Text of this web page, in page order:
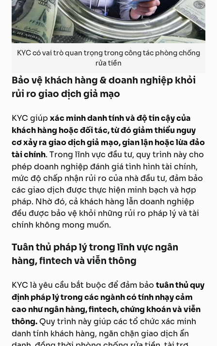
KYC có vai trò quan trọng trong công tác phòng chống
rửa tiền
Bảo vệ khách hàng & doanh nghiệp khỏi
rủi ro giao dịch giả mạo
KYC giúpxác minh danh tính và độ tin cậy của
khách hàng hoặc đối tác, từ đó giảm thiểu nguy
cơ xảy ra giao dịch giả mạo, gian lận hoặc lừa đảo
tài chính. Trong lĩnh vực đầu tư, quy trình này cho
phép doanh nghiệp đánh giá tình hình tài chính,
mức độ chấp nhận rủi ro của nhà đầu tư, đảm bảo
các giao dịch được thực hiện minh bạch và hợp
pháp. Nhờ đó, cả khách hàng lẫn doanh nghiệp
đều được bảo vệ khỏi những rủi ro pháp lý và tài
chính không mong muốn.
Tuân thủ pháp lý trong lĩnh vực ngân
hàng, fintech và viễn thông
KYC là yêu cầu bắt buộc để đảm bảo tuân thủ quy
định pháp lý trong các ngành có tính nhạy cảm
cao như ngân hàng, fintech, chứng khoán và viễn
thông. Quy trình này giúp các tổ chức xác minh
danh tính khách hàng, ngăn chặn giao dịch ẩn